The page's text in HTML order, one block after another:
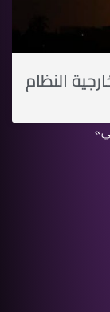
النظام